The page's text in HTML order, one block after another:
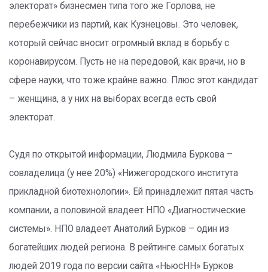
электорат» бизнесмен типа того же Горлова, не
перебежчики из партий, как Кузнецовы. Это человек,
который сейчас вносит огромный вклад в борьбу с
коронавирусом. Пусть не на передовой, как врачи, но в
сфере науки, что тоже крайне важно. Плюс этот кандидат
– женщина, а у них на выборах всегда есть свой
электорат.
Судя по открытой информации, Людмила Буркова –
совладелица (у нее 20%) «Нижегородского института
прикладной биотехнологии». Ей принадлежит пятая часть
компании, а половиной владеет НПО «Диагностические
системы». НПО владеет Анатолий Бурков – один из
богатейших людей региона. В рейтинге самых богатых
людей 2019 года по версии сайта «НьюсНН» Бурков